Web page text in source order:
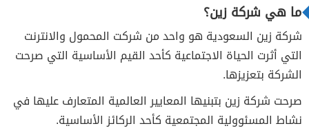
ما هي شركة زين؟
شركة زين السعودية هو واحد من شركت المحمول والانترنت
التي أثرت الحياة الاجتماعية كأحد القيم الأساسية التي صرحت
الشركة بتعزيزها.
صرحت شركة زين بتبنيها المعايير العالمية المتعارف عليها في
نشاط المسئوولية المجتمعية كأحد الركائز الأساسية.